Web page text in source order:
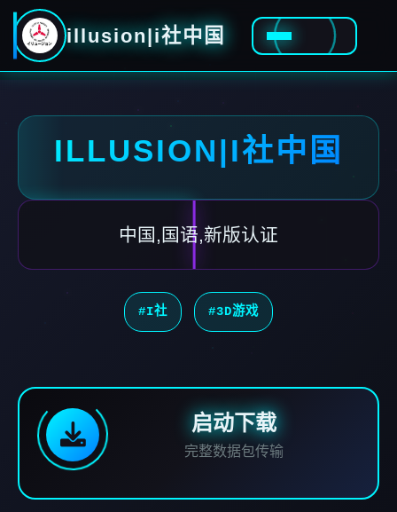
illusion|i社中国
ILLUSION|I社中国
中国,国语,新版认证
#I社 #3D游戏
启动下载
完整数据包传输